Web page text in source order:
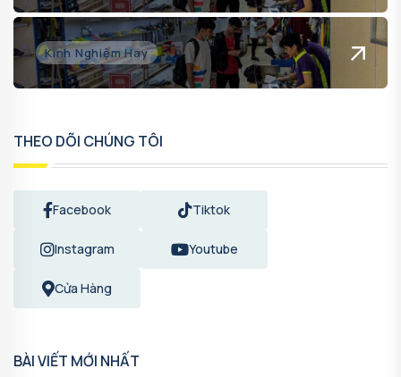
Kinh Nghiệm Hay
THEO DÕI CHÚNG TÔI
Facebook Tiktok
Instagram Youtube
Cửa Hàng
BÀI VIẾT MỚI NHẤT